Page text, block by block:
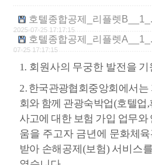
호텔종합공제_리플렛
2025-07-25 17:17:15
호텔종합공제_리플렛
07-25 17:17:15
1. 회원사의 무궁한 발전을
2. 한국관광협회중앙회에서는
회와 함께 관광숙박업(호텔업,
사고에 대한 보험 가입 업무와
움을 주고자 금년에 문화체
받아 손해공제(보험) 서비스를